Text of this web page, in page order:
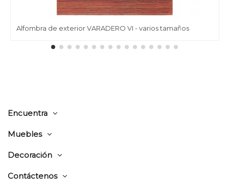
Alfombra de exterior VARADERO VI - varios tamaños
Encuentra
Muebles
Decoración
Contáctenos